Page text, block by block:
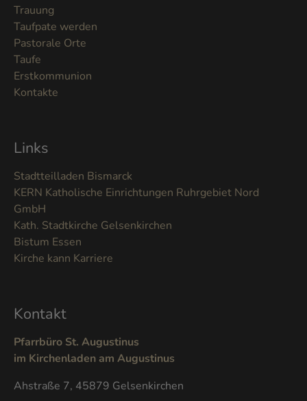
Trauung
Taufpate werden
Pastorale Orte
Taufe
Erstkommunion
Kontakte
Links
Stadtteilladen Bismarck
KERN Katholische Einrichtungen Ruhrgebiet Nord
GmbH
Kath. Stadtkirche Gelsenkirchen
Bistum Essen
Kirche kann Karriere
Kontakt
Pfarrbüro St. Augustinus
im Kirchenladen am Augustinus
Ahstraße 7, 45879 Gelsenkirchen